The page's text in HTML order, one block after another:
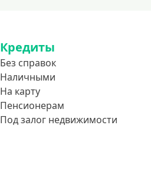
Кредиты
Без справок
Наличными
На карту
Пенсионерам
Под залог недвижимости